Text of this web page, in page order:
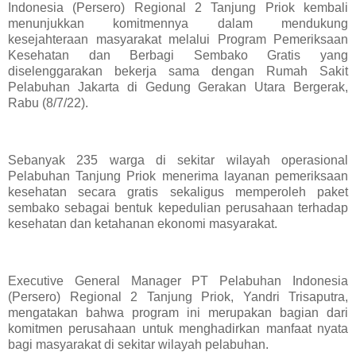
Indonesia (Persero) Regional 2 Tanjung Priok kembali
menunjukkan komitmennya dalam mendukung
kesejahteraan masyarakat melalui Program Pemeriksaan
Kesehatan dan Berbagi Sembako Gratis yang
diselenggarakan bekerja sama dengan Rumah Sakit
Pelabuhan Jakarta di Gedung Gerakan Utara Bergerak,
Rabu (8/7/22).
Sebanyak 235 warga di sekitar wilayah operasional
Pelabuhan Tanjung Priok menerima layanan pemeriksaan
kesehatan secara gratis sekaligus memperoleh paket
sembako sebagai bentuk kepedulian perusahaan terhadap
kesehatan dan ketahanan ekonomi masyarakat.
Executive General Manager PT Pelabuhan Indonesia
(Persero) Regional 2 Tanjung Priok, Yandri Trisaputra,
mengatakan bahwa program ini merupakan bagian dari
komitmen perusahaan untuk menghadirkan manfaat nyata
bagi masyarakat di sekitar wilayah pelabuhan.